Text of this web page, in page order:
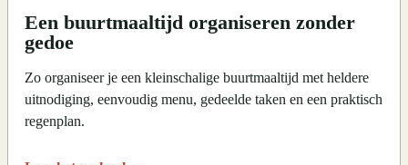
Een buurtmaaltijd organiseren zonder
gedoe
Zo organiseer je een kleinschalige buurtmaaltijd met heldere
uitnodiging, eenvoudig menu, gedeelde taken en een praktisch
regenplan.